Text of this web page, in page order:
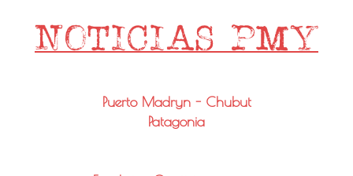
Puerto Madryn - Chubut
Patagonia